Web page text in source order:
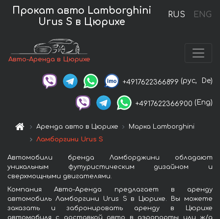
RUS ENG
Прокат авто Lamborghini
Urus S в Цюрихе
Авто-Аренда в Цюрихе
+4917622366899 (рус, De)
+4917622366900 (Eng)
Аренда авто в Цюрихе
Марка Lamborghini
Ламборгини Urus S
Автомобили бренда Ламборджини обладают
уникальным футуристическим дизайном и
сверхмощными двигателями.
Компания Авто-Аренда предлагает в аренду
автомобиль Ламборгини Urus S в Цюрихе. Вы можете
заказать и забронировать аренду в Цюрихе